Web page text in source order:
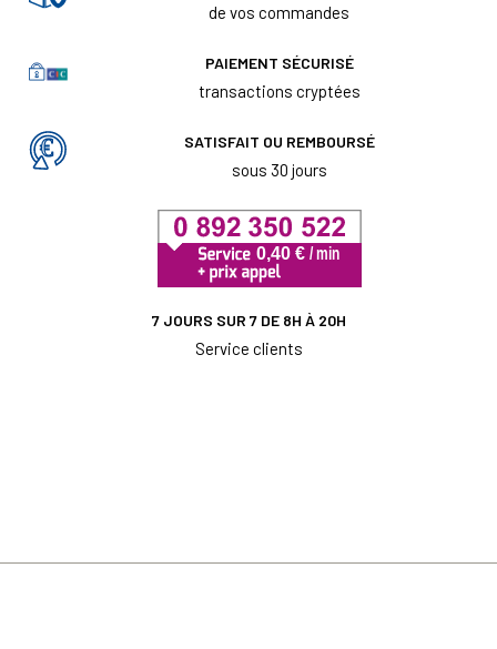
de vos commandes
PAIEMENT SÉCURISÉ
transactions cryptées
SATISFAIT OU REMBOURSÉ
sous 30 jours
7 JOURS SUR 7 DE 8H À 20H
Service clients